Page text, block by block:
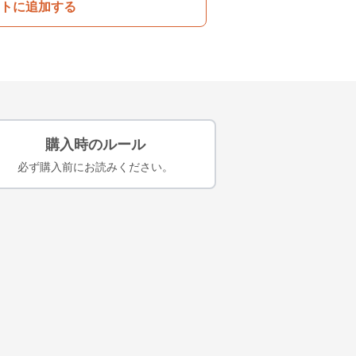
に追加する
購入時のルール
必ず購入前にお読みください。